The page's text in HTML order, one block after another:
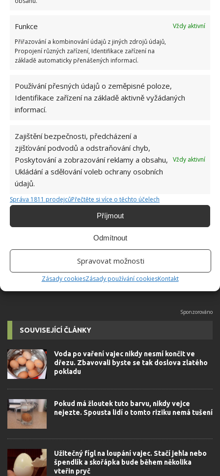
Funkce
Vždy aktivní
Přiřazování a kombinování údajů z jiných zdrojů údajů,
Propojení různých zařízení, Identifikace zařízení na
základě automaticky přenášených informací.
Používání přesných údajů o zeměpisné poloze,
Identifikace zařízení na základě aktivně vyžádaných
informací.
Zajištění bezpečnosti, předcházení a
zjišťování podvodů a odstraňování chyb,
Poskytování a zobrazování reklamy a obsahu,
Ukládání a sdělování voleb ochrany osobních
údajů.
Vždy aktivní
Správa 1811 prodejcůPřečtěte si více o těchto účelech
Příjmout
Odmítnout
Spravovat možnosti
Zásady cookiesZásady používání cookiesKontakt
RECEPT VEJCE
Jiří Kolář
Absolvent České zemědělské
univerzity, který je již od malička
velkým kutilem. V podstatě vše, co je
možné najít v j...[Více o autorovi]
SOUVISEJÍCÍ ČLÁNKY
Voda po vaření vajec nikdy nesmí končit ve
dřezu. Zbavovali byste se tak doslova zlatého
pokladu
Pokud má žloutek tuto barvu, nikdy vejce
nejezte. Spousta lidí o tomto riziku nemá tušení
Užitečný fígl na loupání vajec. Stačí jehla nebo
špendlík a skořápka bude během několika
vteřin pryč